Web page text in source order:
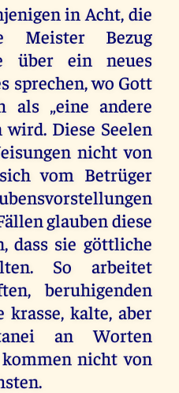
in Acht, die
Meister Bezug
über ein neues
sprechen, wo Gott
als „eine andere
wird. Diese Seelen
nicht von
vom Betrüger
glauben diese
dass sie göttliche
So arbeitet
beruhigenden
kalte, aber
an Worten
nicht von